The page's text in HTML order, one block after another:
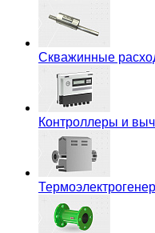
Скважинные
Контроллеры и